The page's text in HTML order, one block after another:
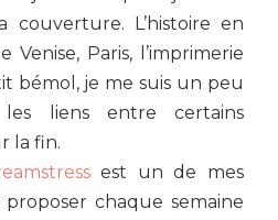
couverture. L’histoire en
Venise, Paris, l’imprimerie
bémol, je me suis un peu
liens entre certains
la fin.
est un de mes
chaque semaine